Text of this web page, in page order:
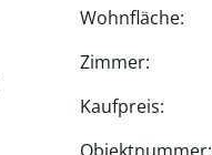
Wohnfläche:
Zimmer:
Kaufpreis: